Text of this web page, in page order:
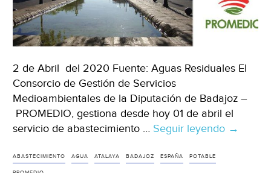
2 de Abril del 2020 Fuente: Aguas Residuales El
Consorcio de Gestión de Servicios
Medioambientales de la Diputación de Badajoz –
PROMEDIO, gestiona desde hoy 01 de abril el
servicio de abastecimiento … Seguir leyendo España:
→
ABASTECIMIENTO AGUA ATALAYA BADAJOZ ESPAÑA POTABLE